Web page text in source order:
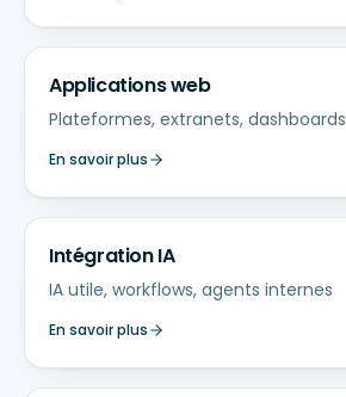
Applications web
Plateformes, extranets, dashboards
En savoir plus
Intégration IA
IA utile, workflows, agents internes
En savoir plus